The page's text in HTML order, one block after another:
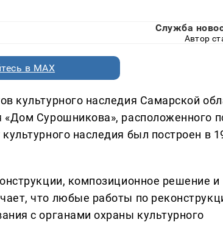
Служба
Автор
в MAX
культурного наследия Самарской
Сурошникова», расположенного
наследия был построен в
композиционное решение и
что любые работы по
с органами охраны культурного